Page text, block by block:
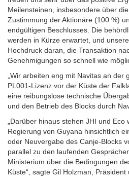
Meilensteinen, insbesondere über
Zustimmung der Aktionäre (100 %)
endgültigen Beschlusses. Die
werden in Kürze erwartet, und
Hochdruck daran, die Transaktion
Genehmigungen so schnell wie
„Wir arbeiten eng mit Navitas an der
PL001-Lizenz vor der Küste der
eine reibungslose technische
und den Betrieb des Blocks durch
„Darüber hinaus stehen JHI und
Regierung von Guyana hinsichtlich
oder Neuvergabe des Canje-Blocks
parallel zu den laufenden
Ministerium über die Bedingungen
Küste“, sagte Gil Holzman, Präsident